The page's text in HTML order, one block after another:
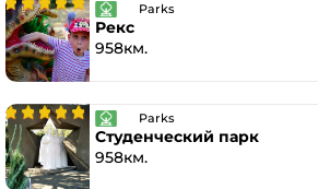
Parks
Рекс
958км.
Parks
Студенческий парк
958км.